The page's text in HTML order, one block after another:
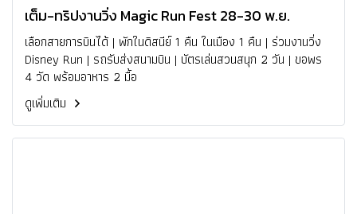
เต็ม-ทริปงานวิ่ง Magic Run Fest 28-30 พ.ย.
เลือกสายการบินได้ | พักในดิสนีย์ 1 คืน ในเมือง 1 คืน | ร่วมงานวิ่ง
Disney Run | รถรับส่งสนามบิน | บัตรเล่นสวนสนุก 2 วัน | ขอพร
4 วัด พร้อมอาหาร 2 มื้อ
ดูเพิ่มเติม